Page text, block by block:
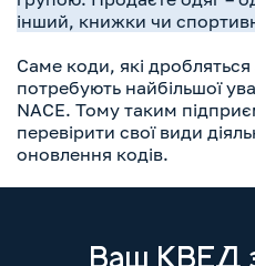
інший, книжки чи
Саме коди, які
потребують найбільшої
NACE. Тому таким
перевірити свої види
оновлення кодів.